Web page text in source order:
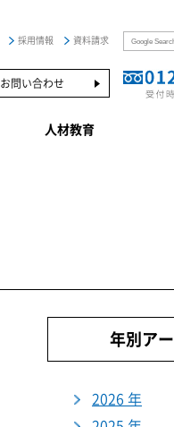
採用情報 資料請求
お問い合わせ
人材教育
年別ア
2026 年